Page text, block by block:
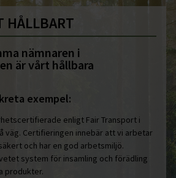
HÅLLBART
nämnaren i
är vårt hållbara
exempel:
enligt Fair Transport i
väg. Certifieringen innebär att vi arbetar
och har en god arbetsmiljö.
system för insamling och förädling
produkter.